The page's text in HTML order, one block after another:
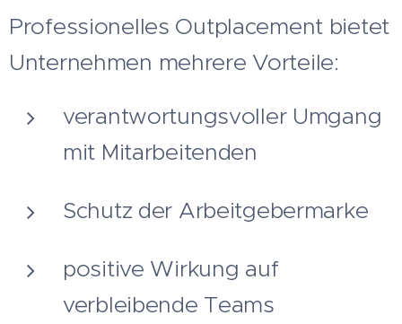
Professionelles Outplacement bietet
Unternehmen mehrere Vorteile:
verantwortungsvoller Umgang
mit Mitarbeitenden
Schutz der Arbeitgebermarke
positive Wirkung auf
verbleibende Teams